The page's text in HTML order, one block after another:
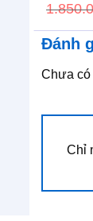
Đánh
Chưa có
Chỉ